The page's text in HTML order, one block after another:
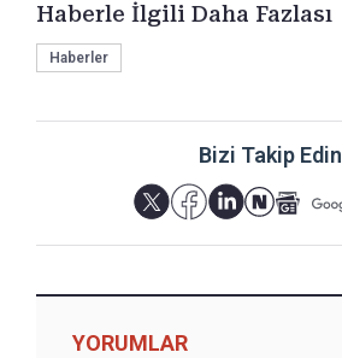
Haberle İlgili Daha Fazlası
Haberler
Bizi Takip Edin
YORUMLAR